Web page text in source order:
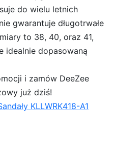
do wielu letnich
gwarantuje długotrwałe
to 38, 40, oraz 41,
idealnie dopasowaną
i zamów DeeZee
już dziś!
KLLWRK418-A1